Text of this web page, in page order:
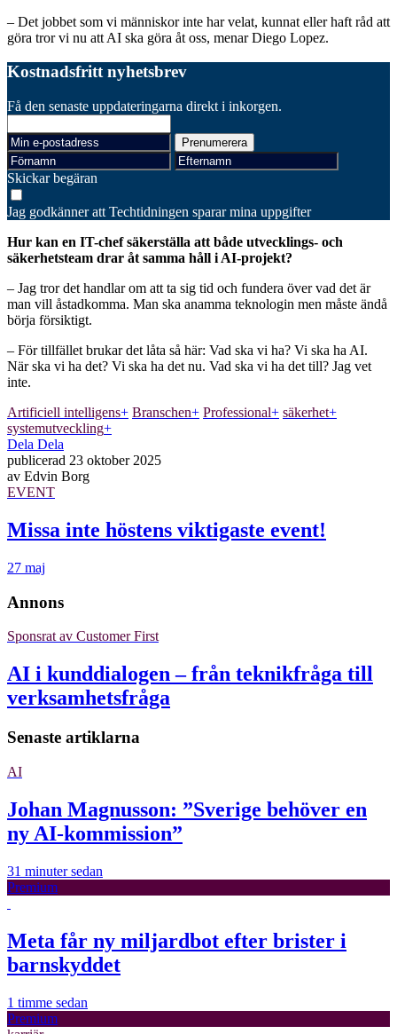
– Det jobbet som vi människor inte har velat, kunnat eller haft råd att
göra tror vi nu att AI ska göra åt oss, menar Diego Lopez.
Kostnadsfritt nyhetsbrev
Få den senaste uppdateringarna direkt i inkorgen.
Skickar begäran
Jag godkänner att Techtidningen sparar mina uppgifter
Hur kan en IT-chef säkerställa att både utvecklings- och
säkerhetsteam drar åt samma håll i AI-projekt?
– Jag tror det handlar om att ta sig tid och fundera över vad det är
man vill åstadkomma. Man ska anamma teknologin men måste ändå
börja försiktigt.
– För tillfället brukar det låta så här: Vad ska vi ha? Vi ska ha AI.
När ska vi ha det? Vi ska ha det nu. Vad ska vi ha det till? Jag vet
inte.
Artificiell intelligens+ Branschen+ Professional+ säkerhet+
systemutveckling+
Dela Dela
publicerad 23 oktober 2025
av Edvin Borg
EVENT
Missa inte höstens viktigaste event!
27 maj
Annons
Sponsrat av Customer First
AI i kunddialogen – från teknikfråga till
verksamhetsfråga
Senaste artiklarna
AI
Johan Magnusson: ”Sverige behöver en
ny AI-kommission”
31 minuter sedan
Premium
Meta får ny miljardbot efter brister i
barnskyddet
1 timme sedan
Premium